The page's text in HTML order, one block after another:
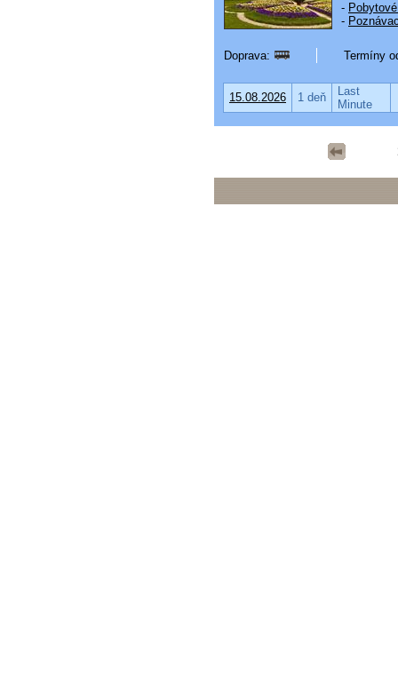
-
-
Doprava: Termíny
15.08.2026 1 deň
Last
Minute